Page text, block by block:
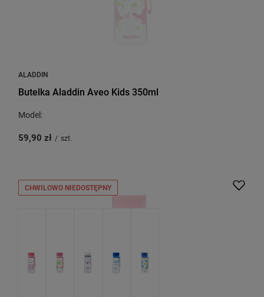
ALADDIN
Butelka Aladdin Aveo Kids 350ml
Model:
59,90 zł / szt.
CHWILOWO NIEDOSTĘPNY